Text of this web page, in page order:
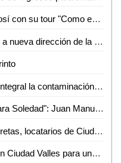
Edén Muñoz llega a la Arena Potosí con su tour "Como en los viejos tiempos"
Inicia etapa final para seleccionar a nueva dirección de la Orquesta Sinfónica
Trabajan en solucionar de forma integral la contaminación en el río Axtla: Dip. Frinné Azuara Yarzábal
"Más infraestructura educativa para Soledad": Juan Manuel Navarro al arrancar techado escolar
Solo con multas y acciones concretas, locatarios de Ciudad Valles respetan horarios de basura
Instalan paradores de metrored en Ciudad Valles para una movilidad sin límites